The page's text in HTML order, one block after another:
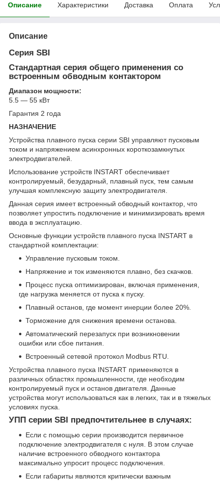
Описание Характеристики Доставка Оплата
Описание
Серия SBI
Стандартная серия общего применения со
встроенным обводным контактором
Диапазон мощности:
5.5 — 55 кВт
Гарантия 2 года
НАЗНАЧЕНИЕ
Устройства плавного пуска серии SBI управляют пусковым
током и напряжением асинхронных короткозамкнутых
электродвигателей.
Использование устройств INSTART обеспечивает
контролируемый, безударный, плавный пуск, тем самым
улучшая комплексную защиту электродвигателя.
Данная серия имеет встроенный обводный контактор, что
позволяет упростить подключение и минимизировать время
ввода в эксплуатацию.
Основные функции устройств плавного пуска INSTART в
стандартной комплектации:
Управление пусковым током.
Напряжение и ток изменяются плавно, без скачков.
Процесс пуска оптимизирован, включая применения,
где нагрузка меняется от пуска к пуску.
Плавный останов, где момент инерции более 20%.
Торможение для снижения времени останова.
Автоматический перезапуск при возникновении
ошибки или сбое питания.
Встроенный сетевой протокол Modbus RTU.
Устройства плавного пуска INSTART применяются в
различных областях промышленности, где необходим
контролируемый пуск и останов двигателя. Данные
устройства могут использоваться как в легких, так и в тяжелых
условиях пуска.
УПП серии SBI предпочтительнее в случаях:
Если с помощью серии производится первичное
подключение электродвигателя с нуля. В этом случае
наличие встроенного обводного контактора
максимально упросит процесс подключения.
Если габариты являются критически важным